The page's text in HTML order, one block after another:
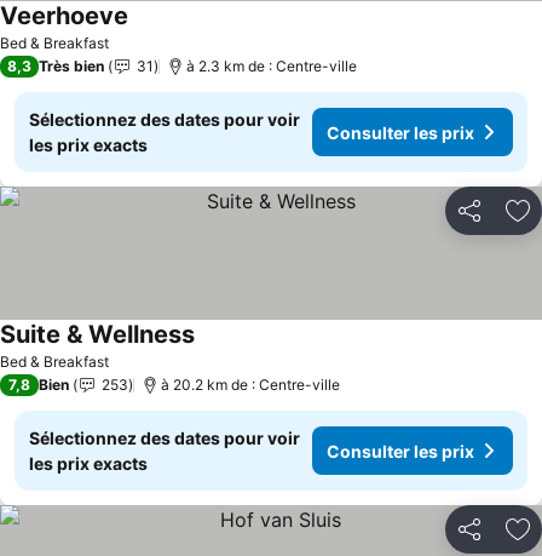
Bed & Breakfast
Veerhoeve
8,3 Très bien 31 à 2.3 km de : Centre-ville
Sélectionnez des dates pour voir
les prix exacts
Consulter les prix
Partager
Bed & Breakfast
Suite & Wellness
7,8 Bien 253 à 20.2 km de : Centre-ville
Sélectionnez des dates pour voir
les prix exacts
Consulter les prix
Partager